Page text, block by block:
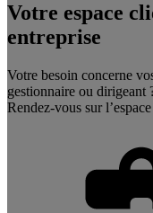
Votre espace
entreprise
Votre besoin concerne
gestionnaire ou dirigeant
Rendez-vous sur